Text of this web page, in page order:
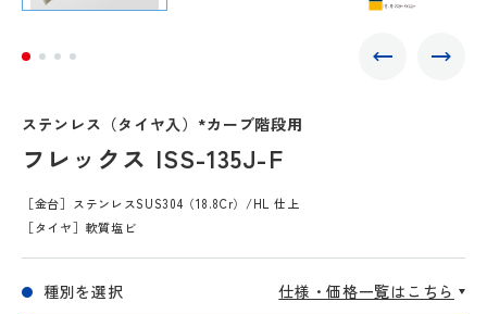
ステンレス（タイヤ入）*カーブ階段用
フレックス ISS-135J-F
［金台］ステンレスSUS304（18.8Cr）/HL 仕上
［タイヤ］軟質塩ビ
仕様・価格一覧はこちら
種別を選択